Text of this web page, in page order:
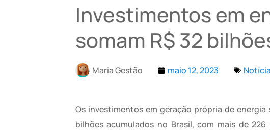
Investimentos em
somam R$ 32
Maria Gestão maio 12, 2023
Os investimentos em geração própria de
bilhões acumulados no Brasil, com mais de